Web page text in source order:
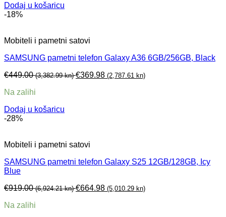
Dodaj u košaricu
-18%
Mobiteli i pametni satovi
SAMSUNG pametni telefon Galaxy A36 6GB/256GB, Black
€449.00 (3,382.99 kn) €369.98 (2,787.61 kn)
Na zalihi
Dodaj u košaricu
-28%
Mobiteli i pametni satovi
SAMSUNG pametni telefon Galaxy S25 12GB/128GB, Icy
Blue
€919.00 (6,924.21 kn) €664.98 (5,010.29 kn)
Na zalihi